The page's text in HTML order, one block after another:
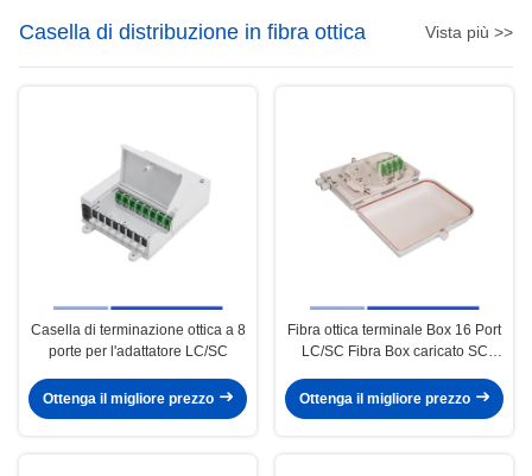
Casella di distribuzione in fibra ottica Vista più >>
Casella di terminazione ottica a 8
porte per l'adattatore LC/SC
Ottenga il migliore prezzo
Fibra ottica terminale Box 16 Port
LC/SC Fibra Box caricato SC
Ottenga il migliore prezzo